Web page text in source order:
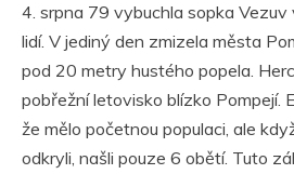
4. srpna 79 vybuchla sopka Vezuv
lidí. V jediný den zmizela města
pod 20 metry hustého popela.
pobřežní letovisko blízko Pompejí.
že mělo početnou populaci, ale
odkryli, našli pouze 6 obětí. Tuto